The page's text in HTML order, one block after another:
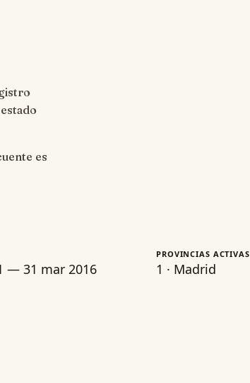
es
— 31 mar 2016
PROVINCIAS ACTIVAS
1 · Madrid